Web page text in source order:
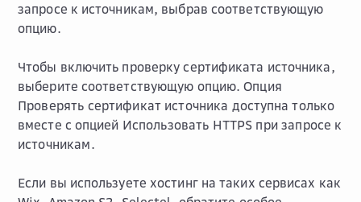
запросе к источникам, выбрав соответствующую
опцию.
Чтобы включить проверку сертификата источника,
выберите соответствующую опцию. Опция
Проверять сертификат источника доступна только
вместе с опцией Использовать HTTPS при запросе к
источникам.
Если вы используете хостинг на таких сервисах как